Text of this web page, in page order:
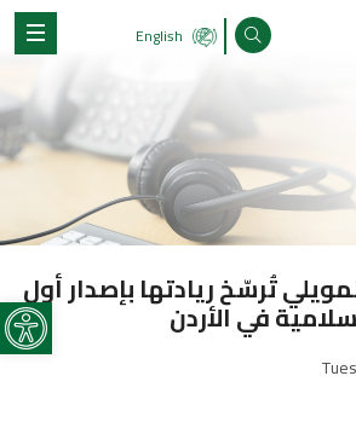
تُرسّخ ريادتها بإصدار أول
في الأردن